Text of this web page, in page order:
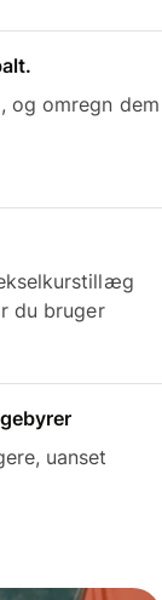
og omregn dem
du bruger
uanset